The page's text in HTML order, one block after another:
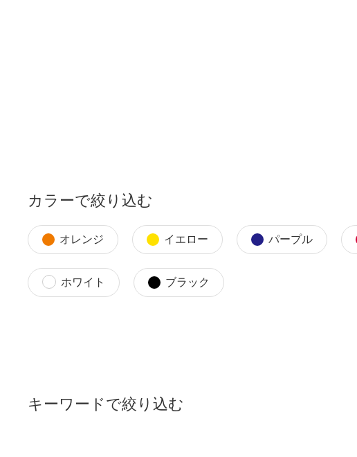
カラーで絞り込む
オレンジ イエロー パープル
ホワイト ブラック
キーワードで絞り込む